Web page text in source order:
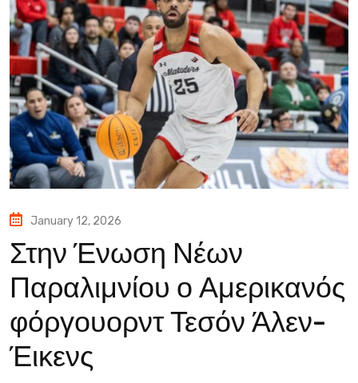
January 12, 2026
Στην Ένωση Νέων
Παραλιμνίου ο Αμερικανός
φόργουορντ Τεσόν Άλεν-
Έικενς